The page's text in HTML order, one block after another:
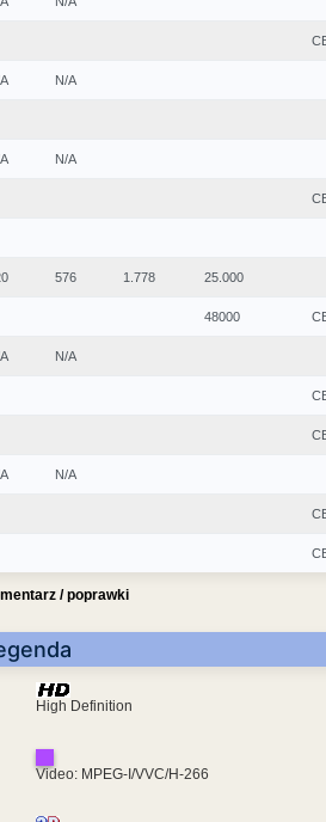
N/A
N/A
576 1.778 25.000
48000
N/A
N/A
/ poprawki
High Definition
Video: MPEG-I/VVC/H-266